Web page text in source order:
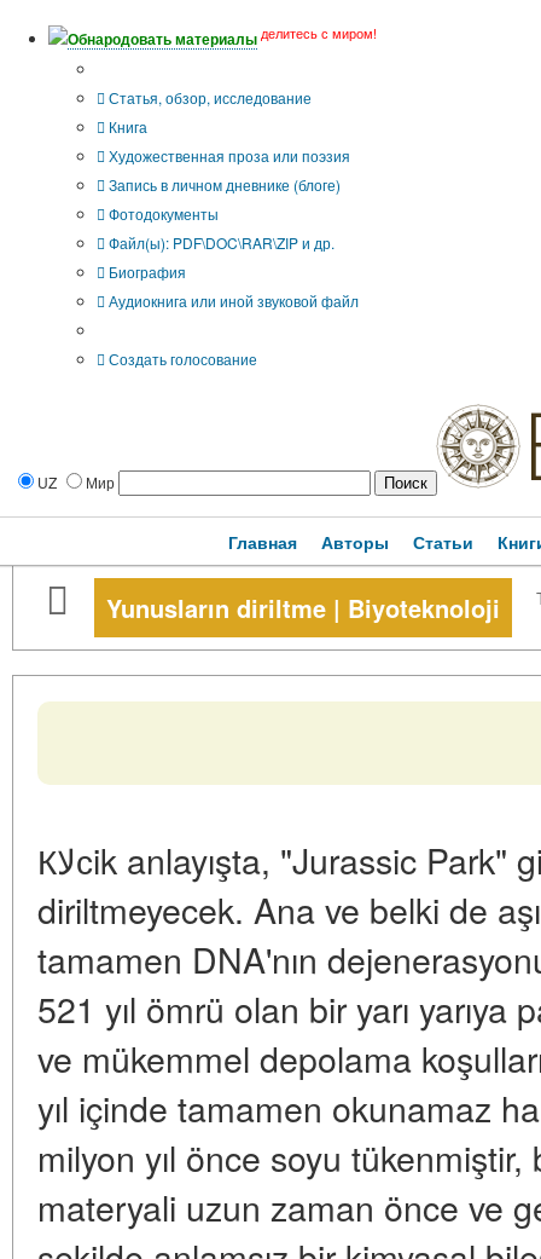
Обнародовать материалы делитесь с миром!
Статья, обзор, исследование
Книга
Художественная проза или поэзия
Запись в личном дневнике (блоге)
Фотодокументы
Файл(ы): PDF\DOC\RAR\ZIP и др.
Биография
Аудиокнига или иной звуковой файл
Создать голосование
UZ Мир
Главная Авторы Статьи
Yunusların diriltme | Biyoteknoloji
Кلاсik anlayışta, "Jurassic Park" gibi, insanlık dinozorları asla
diriltmeyecek. Ana ve belki de
tamamen DNA'nın
521 yıl ömrü olan bir yarı
ve mükemmel depolama
yıl içinde tamamen okunamaz
milyon yıl önce soyu
materyali uzun zaman önce ve